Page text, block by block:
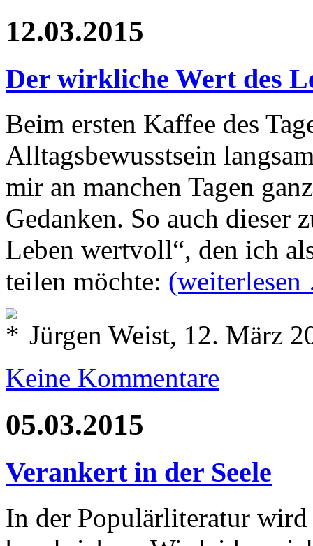
12.03.2015
Der wirkliche Wert des
Beim ersten Kaffee des
Alltagsbewusstsein
mir an manchen Tagen
Gedanken. So auch dieser
Leben wertvoll“, den ich
teilen möchte:
Jürgen Weist, 12. März
Keine Kommentare
05.03.2015
Verankert in der Seele
In der Populärliteratur